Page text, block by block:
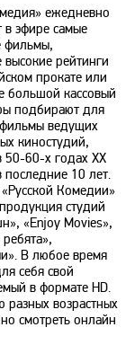
ежедневно
в эфире самые
фильмы,
рейтинги
прокате или
кассовый
подбирают для
ведущих
киностудий,
50-60-х годах ХХ
последние 10 лет.
Комедии»
студий
«Enjoy Movies»,
В любое время
себя свой
в формате HD.
разных возрастных
смотреть онлайн